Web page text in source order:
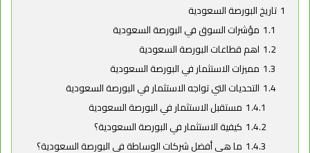
1 تاريخ البورصة السعودية
1.1 مؤشرات السوق في البورصة السعودية
1.2 اهم قطاعات البورصة السعودية
1.3 مميزات الاستثمار في البورصة السعودية
1.4 التحديات التي تواجه الاستثمار في البورصة السعودية
1.4.1 مستقبل الاستثمار في البورصة السعودية
1.4.2 كيفية الاستثمار في البورصة السعودية؟
1.4.3 ما هي أفضل شركات الوساطة في البورصة السعودية؟